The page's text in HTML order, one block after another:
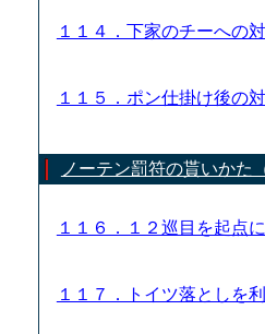
１１４．下家のチーへの
１１５．ポン仕掛け後の
ノーテン罰符の貰いかた
１１６．１２巡目を起点
１１７．トイツ落としを